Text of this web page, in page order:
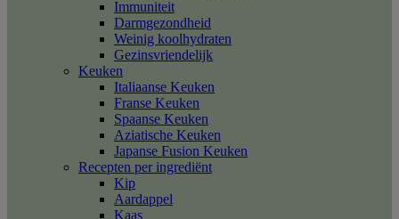
Immuniteit
Darmgezondheid
Weinig koolhydraten
Gezinsvriendelijk
Keuken
Italiaanse Keuken
Franse Keuken
Spaanse Keuken
Aziatische Keuken
Japanse Fusion Keuken
Recepten per ingrediënt
Kip
Aardappel
Kaas